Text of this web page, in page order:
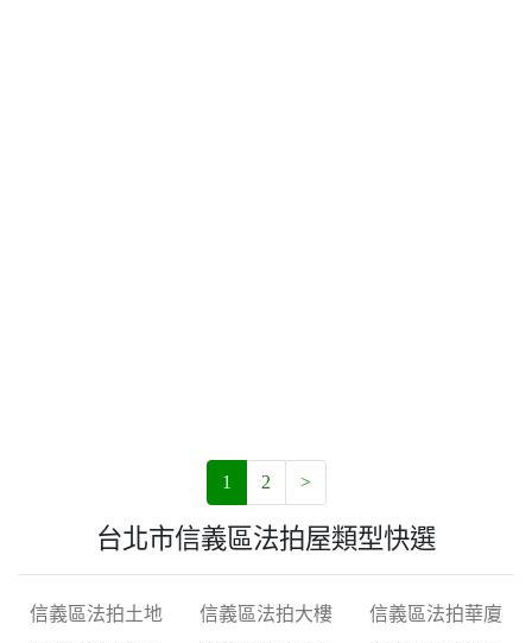
1 2 >
台北市信義區法拍屋類型快選
信義區法拍土地 信義區法拍大樓
信義區法拍華廈